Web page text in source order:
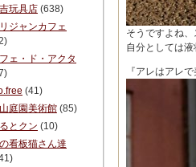
そうですよね、
自分としては液
『アレはアレ
玩具店 (638)
ジャンカフェ
ェ・ド・アクタ
(41)
庭園美術館 (85)
とクン (10)
看板猫さん達